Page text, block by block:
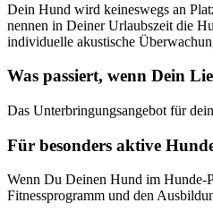
Dein Hund wird keineswegs an
nennen in Deiner Urlaubszeit die
individuelle akustische
Was passiert, wenn Dein
Das Unterbringungsangebot für
Für besonders aktive
Wenn Du Deinen Hund im Hunde-
Fitnessprogramm und den